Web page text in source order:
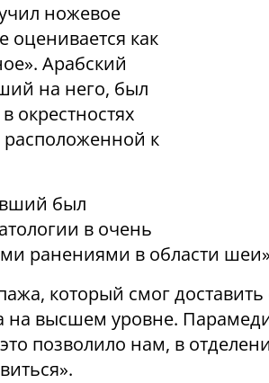
ножевое
оценивается как
Арабский
на него, был
окрестностях
расположенной к
был
в очень
ранениями в области
который смог доставить
высшем уровне.
позволило нам, в